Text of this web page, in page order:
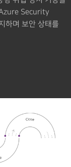
Security
하며 보안 상태를